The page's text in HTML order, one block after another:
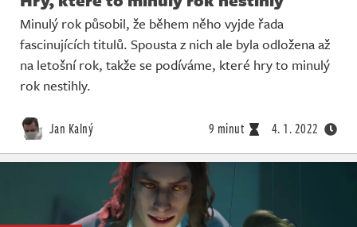
Minulý rok působil, že během něho vyjde řada
fascinujících titulů. Spousta z nich ale byla odložena až
na letošní rok, takže se podíváme, které hry to minulý
rok nestihly.
Jan Kalný 9 minut 4. 1. 2022